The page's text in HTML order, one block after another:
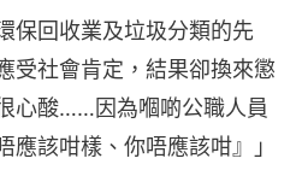
保回收業及垃圾分類的先
受社會肯定，結果卻換來懲
心酸……因為嗰啲公職人員
應該咁樣、你唔應該咁』」